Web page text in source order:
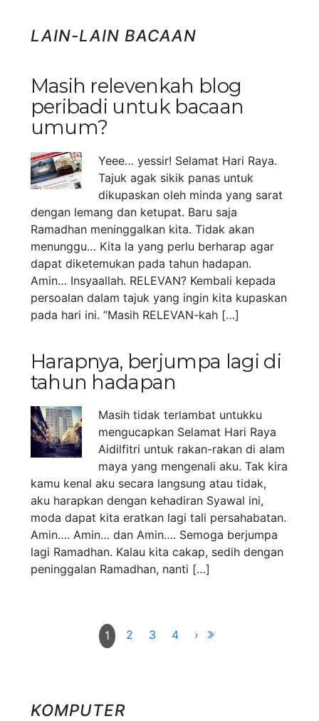
LAIN-LAIN BACAAN
Masih relevenkah blog
peribadi untuk bacaan
umum?
Yeee… yessir! Selamat Hari Raya.
Tajuk agak sikik panas untuk
dikupaskan oleh minda yang sarat
dengan lemang dan ketupat. Baru saja
Ramadhan meninggalkan kita. Tidak akan
menunggu… Kita la yang perlu berharap agar
dapat diketemukan pada tahun hadapan.
Amin… Insyaallah. RELEVAN? Kembali kepada
persoalan dalam tajuk yang ingin kita kupaskan
pada hari ini. “Masih RELEVAN-kah […]
Harapnya, berjumpa lagi di
tahun hadapan
Masih tidak terlambat untukku
mengucapkan Selamat Hari Raya
Aidilfitri untuk rakan-rakan di alam
maya yang mengenali aku. Tak kira
kamu kenal aku secara langsung atau tidak,
aku harapkan dengan kehadiran Syawal ini,
moda dapat kita eratkan lagi tali persahabatan.
Amin…. Amin… dan Amin…. Semoga berjumpa
lagi Ramadhan. Kalau kita cakap, sedih dengan
peninggalan Ramadhan, nanti […]
1 2 3 4 ›
KOMPUTER